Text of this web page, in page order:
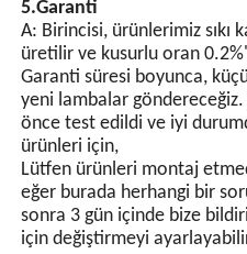
4.Hangi hizmetleri sunabiliriz?
Kabul edilen teslimat
Kabul edilen ödeme para
Kabul edilen Ödeme Türü:
Konuşulan dil: İngilizce,
5.Garanti
A: Birincisi, ürünlerimiz
üretilir ve kusurlu oran
Garanti süresi boyunca,
yeni lambalar